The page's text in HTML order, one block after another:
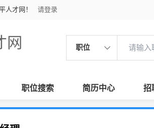
人才网！ 请登录
网 职位
职位搜索 简历中心 招